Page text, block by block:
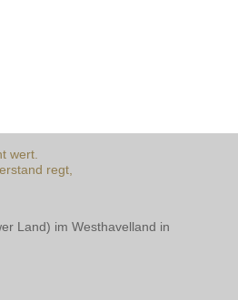
wert.
regt,
Land) im Westhavelland in